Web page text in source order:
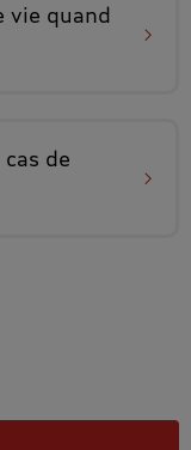
vie quand
cas de